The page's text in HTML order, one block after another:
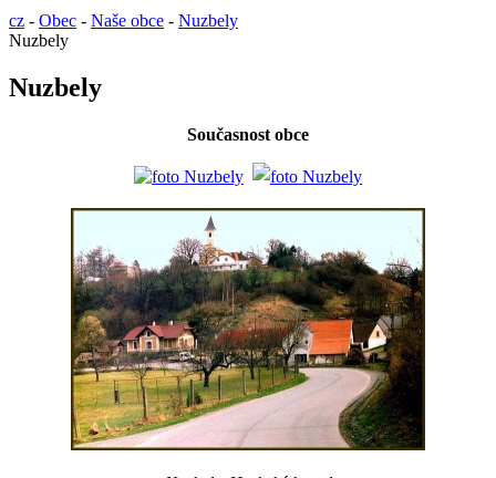
cz - Obec - Naše obce - Nuzbely
Nuzbely
Nuzbely
Současnost obce